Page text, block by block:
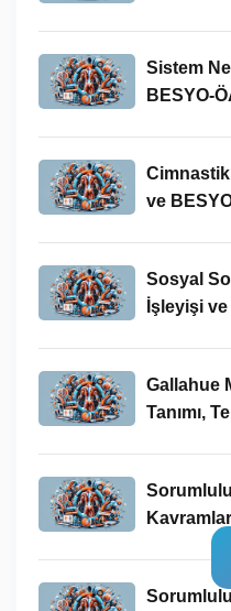
Sistem
BESYO-
Cimnastik
ve
Sosyal
İşleyişi
Gallahue
Tanımı,